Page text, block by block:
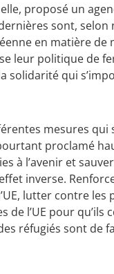
proposé un
sont,
en matière de
leur politique de
qui
mesures
proclamé
à l’avenir et
inverse.
lutter contre
de l’UE pour
réfugiés sont de